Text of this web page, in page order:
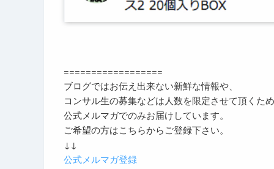
==================
ブログではお伝え出来ない新鮮な情報や、
コンサル生の募集などは人数を限定させて頂くため
公式メルマガでのみお届けしています。
ご希望の方はこちらからご登録下さい。
↓↓
公式メルマガ登録